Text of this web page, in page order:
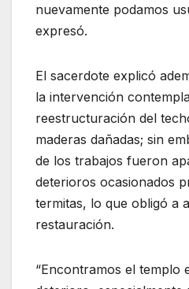
nuevamente podamos
expresó.
El sacerdote explicó
la intervención
reestructuración del
maderas dañadas; sin
de los trabajos fueron
deterioros ocasionados
termitas, lo que obligó a
restauración.
“Encontramos el templo